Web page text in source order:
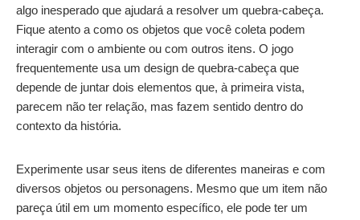
algo inesperado que ajudará a resolver um quebra-cabeça.
Fique atento a como os objetos que você coleta podem
interagir com o ambiente ou com outros itens. O jogo
frequentemente usa um design de quebra-cabeça que
depende de juntar dois elementos que, à primeira vista,
parecem não ter relação, mas fazem sentido dentro do
contexto da história.
Experimente usar seus itens de diferentes maneiras e com
diversos objetos ou personagens. Mesmo que um item não
pareça útil em um momento específico, ele pode ter um